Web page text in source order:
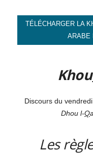
TÉLÉCHARGER LA
ARABE
Khou
Discours du
Dhou l-Q
Les